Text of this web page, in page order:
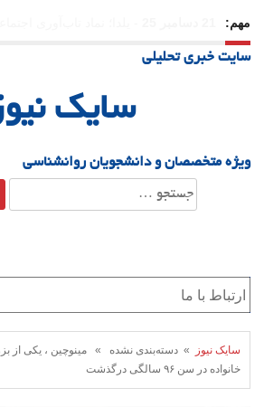
مهم:
داریم؟
سایت خبری تحلیلی
سایک
ویژه متخصصان و دانشجویان روانشناسی
جستجو
برای:
سایک نیوز
» دسته‌بندی نشده » مینوچین ، یکی از
خانواده در سن ۹۶ سالگی درگذشت